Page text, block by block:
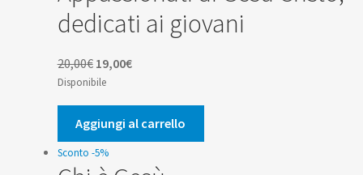
dedicati ai giovani
20,00€ Il
prezzo
originale
era:
20,00€.
19,00€Il
attuale
è:
19,00€.
Disponibile
Aggiungi al carrello
Sconto -5%